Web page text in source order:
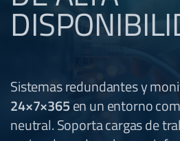
Sistemas redundantes y
24×7×365en un entorno
neutral. Soporta cargas de